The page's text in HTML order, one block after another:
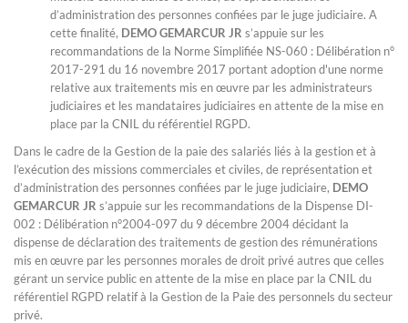
d’administration des personnes confiées par le juge judiciaire. A
cette finalité, DEMO GEMARCUR JR s’appuie sur les
recommandations de la Norme Simplifiée NS-060 : Délibération n°
2017-291 du 16 novembre 2017 portant adoption d'une norme
relative aux traitements mis en œuvre par les administrateurs
judiciaires et les mandataires judiciaires en attente de la mise en
place par la CNIL du référentiel RGPD.
Dans le cadre de la Gestion de la paie des salariés liés à la gestion et à
l’exécution des missions commerciales et civiles, de représentation et
d’administration des personnes confiées par le juge judiciaire, DEMO
GEMARCUR JR s’appuie sur les recommandations de la Dispense DI-
002 : Délibération n°2004-097 du 9 décembre 2004 décidant la
dispense de déclaration des traitements de gestion des rémunérations
mis en œuvre par les personnes morales de droit privé autres que celles
gérant un service public en attente de la mise en place par la CNIL du
référentiel RGPD relatif à la Gestion de la Paie des personnels du secteur
privé.